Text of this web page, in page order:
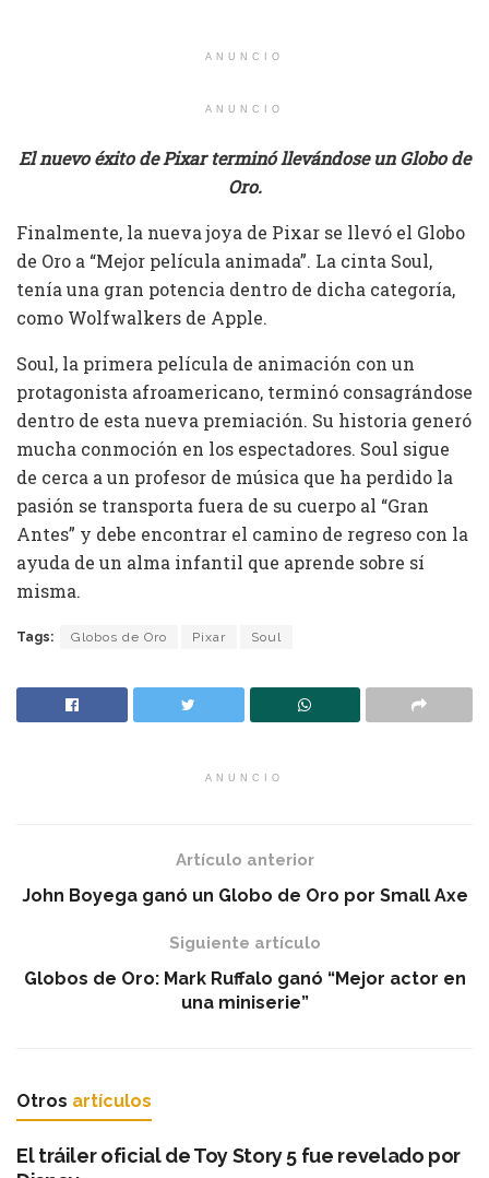
ANUNCIO
ANUNCIO
El nuevo éxito de Pixar terminó llevándose un Globo de
Oro.
Finalmente, la nueva joya de Pixar se llevó el Globo
de Oro a “Mejor película animada”. La cinta Soul,
tenía una gran potencia dentro de dicha categoría,
como Wolfwalkers de Apple.
Soul, la primera película de animación con un
protagonista afroamericano, terminó consagrándose
dentro de esta nueva premiación. Su historia generó
mucha conmoción en los espectadores. Soul sigue
de cerca a un profesor de música que ha perdido la
pasión se transporta fuera de su cuerpo al “Gran
Antes” y debe encontrar el camino de regreso con la
ayuda de un alma infantil que aprende sobre sí
misma.
Tags: Globos de Oro Pixar Soul
ANUNCIO
Artículo anterior
John Boyega ganó un Globo de Oro por Small Axe
Siguiente artículo
Globos de Oro: Mark Ruffalo ganó “Mejor actor en
una miniserie”
Otros artículos
El tráiler oficial de Toy Story 5 fue revelado por